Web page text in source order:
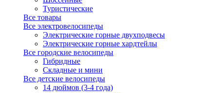
Туристические
Все товары
Все электровелосипеды
Электрические горные двухподвесы
Электрические горные хардтейлы
Все городские велосипеды
Гибридные
Складные и мини
Все детские велосипеды
14 дюймов (3-4 года)